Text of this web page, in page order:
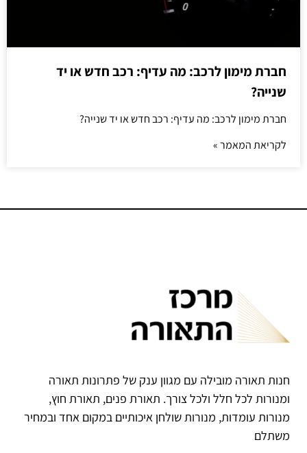
חברת מימון לרכב: מה עדיף: רכב חדש או יד
שנייה?
חברת מימון לרכב: מה עדיף: רכב חדש או יד שנייה?
לקריאת המאמר »
חנות תאורה מובילה עם מגוון ענק של פתרונות תאורה
ומנורות לכל חלל ולכל צורך. תאורת פנים, תאורת חוץ,
מנורות עומדות, מנורות שולחן איכותיים במקום אחד ובמחיר
משתלם